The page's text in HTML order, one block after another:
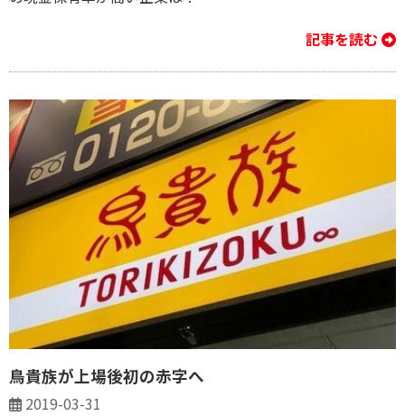
記事を読む
鳥貴族が上場後初の赤字へ
2019-03-31